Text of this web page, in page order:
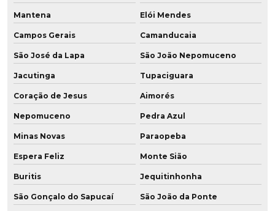
Revestimento em pu para rodas
Revestimento de rodas para empilhadeiras
Revestimento de rodas em pu
Revestimento de roldana
Revestimento rolos em poliuretano
Revestimento de tubos em poliuretano
Roda para câmara fria
Mantena Elói Mendes
Campos Gerais Camanducaia
São José da Lapa São João Nepomuceno
Jacutinga Tupaciguara
Coração de Jesus Aimorés
Nepomuceno Pedra Azul
Minas Novas Paraopeba
Espera Feliz Monte Sião
Buritis Jequitinhonha
São Gonçalo do Sapucaí São João da Ponte